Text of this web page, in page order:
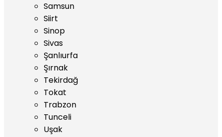
Samsun
Siirt
Sinop
Sivas
Şanlıurfa
Şırnak
Tekirdağ
Tokat
Trabzon
Tunceli
Uşak